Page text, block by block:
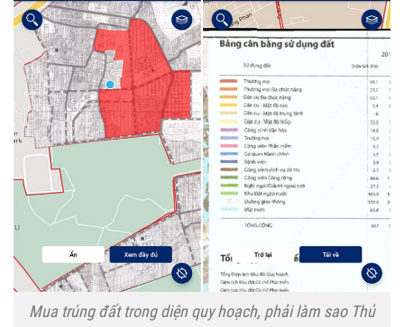
Mua trúng đất trong diện quy hoạch, phải làm sao Thủ